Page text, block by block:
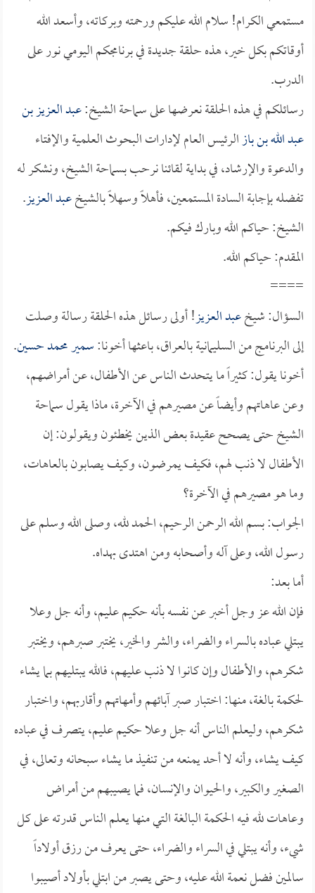
مستمعي الكرام! سلام الله عليكم ورحمته وبركاته، وأسعد الله
أوقاتكم بكل خير، هذه حلقة جديدة في برنامجكم اليومي نور على
الدرب.
رسائلكم في هذه الحلقة نعرضها على سماحة الشيخ:عبد العزيز بن
عبد الله بن بازالرئيس العام لإدارات البحوث العلمية والإفتاء
والدعوة والإرشاد، في بداية لقائنا نرحب بسماحة الشيخ، ونشكر له
تفضله بإجابة السادة المستمعين، فأهلاً وسهلاً بالشيخعبد العزيز.
الشيخ: حياكم الله وبارك فيكم.
المقدم: حياكم الله.
====
السؤال: شيخعبد العزيز! أولى رسائل هذه الحلقة رسالة وصلت
إلى البرنامج من السليمانية بالعراق، باعثها أخونا:سمير محمد حسين.
أخونا يقول: كثيراً ما يتحدث الناس عن الأطفال، عن أمراضهم،
وعن عاهاتهم وأيضاً عن مصيرهم في الآخرة، ماذا يقول سماحة
الشيخ حتى يصحح عقيدة بعض الذين يخطئون ويقولون: إن
الأطفال لا ذنب لهم، فكيف يمرضون، وكيف يصابون بالعاهات،
وما هو مصيرهم في الآخرة؟
الجواب: بسم الله الرحمن الرحيم، الحمد لله، وصلى الله وسلم على
رسول الله، وعلى آله وأصحابه ومن اهتدى بهداه.
أما بعد:
فإن الله عز وجل أخبر عن نفسه بأنه حكيم عليم، وأنه جل وعلا
يبتلي عباده بالسراء والضراء، والشر والخير، يختبر صبرهم، ويختبر
شكرهم، والأطفال وإن كانوا لا ذنب عليهم، فالله يبتليهم بما يشاء
لحكمة بالغة، منها: اختبار صبر آبائهم وأمهاتهم وأقاربهم، واختبار
شكرهم، وليعلم الناس أنه جل وعلا حكيم عليم، يتصرف في عباده
كيف يشاء، وأنه لا أحد يمنعه من تنفيذ ما يشاء سبحانه وتعالى، في
الصغير والكبير، والحيوان والإنسان، فما يصيبهم من أمراض
وعاهات لله فيه الحكمة البالغة التي منها يعلم الناس قدرته على كل
شيء، وأنه يبتلي في السراء والضراء، حتى يعرف من رزق أولاداً
سالمين فضل نعمة الله عليه، وحتى يصبر من ابتلي بأولاد أصيبوا